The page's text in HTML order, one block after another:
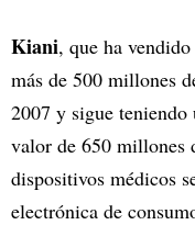
Kiani, que ha
más de 500 millones
2007 y sigue
valor de 650 millones
dispositivos médicos
electrónica de